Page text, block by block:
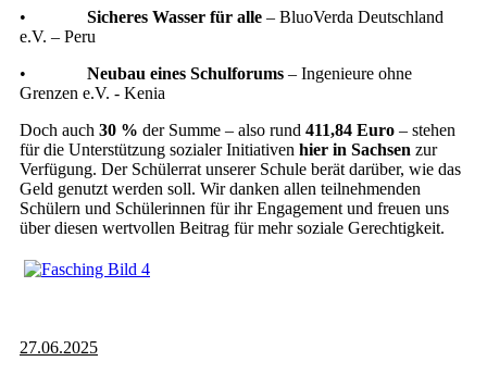
• Sicheres Wasser für alle – BluoVerda Deutschland
e.V. – Peru
• Neubau eines Schulforums – Ingenieure ohne
Grenzen e.V. - Kenia
Doch auch 30 % der Summe – also rund 411,84 Euro – stehen
für die Unterstützung sozialer Initiativen hier in Sachsen zur
Verfügung. Der Schülerrat unserer Schule berät darüber, wie das
Geld genutzt werden soll. Wir danken allen teilnehmenden
Schülern und Schülerinnen für ihr Engagement und freuen uns
über diesen wertvollen Beitrag für mehr soziale Gerechtigkeit.
27.06.2025